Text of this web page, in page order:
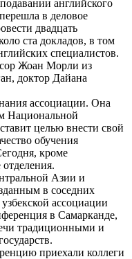
английского
в деловое
двадцать
ста докладов, в том
специалистов.
Жоан Морли из
доктор Дайана
ассоциации. Она
Национальной
целью внести свой
обучения
кроме
Азии и
в соседних
ассоциации
в Самарканде,
традиционными и
приехали коллеги